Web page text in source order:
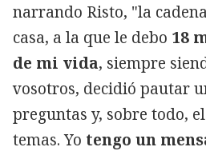
narrando Risto, "la
casa, a la que le debo 18
de mi vida, siempre
vosotros, decidió pautar
preguntas y, sobre todo,
temas. Yo tengo un